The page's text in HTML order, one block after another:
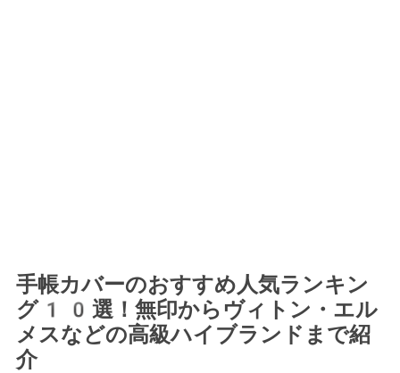
手帳カバーのおすすめ人気ランキン
グ10選！無印からヴィトン・エル
メスなどの高級ハイブランドまで紹
介